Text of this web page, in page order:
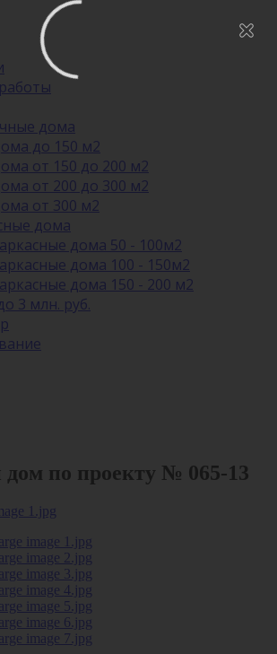
дома
до 150 м2
от 150 до 200 м2
от 200 до 300 м2
от 300 м2
дома
дома 50 - 100м2
дома 100 - 150м2
дома 150 - 200 м2
3 млн. руб.
по проекту № 065-13